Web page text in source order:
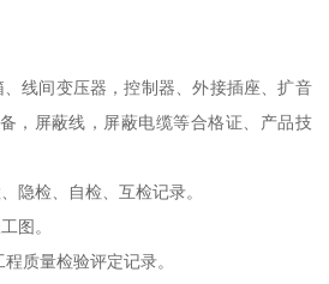
线间变压器，控制器、外接插座、扩音
，屏蔽线，屏蔽电缆等合格证、产品技
隐检、自检、互检记录。
图。
质量检验评定记录。